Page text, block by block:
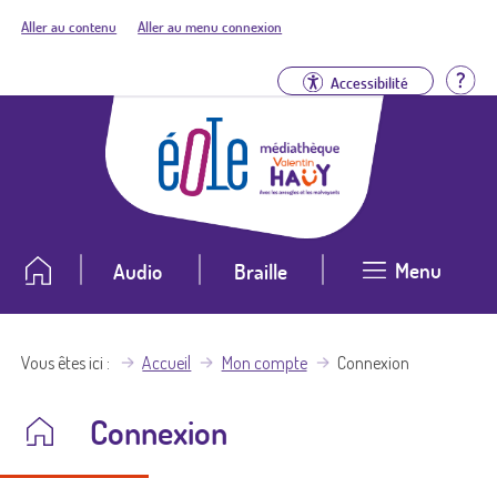
Aller au contenu Aller au menu connexion
Accessibilité
Audio Braille Menu
Vous êtes ici Accueil Mon compte Connexion
Connexion